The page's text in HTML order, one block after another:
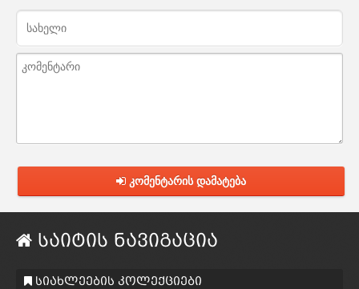
კომენტარის დამატება
საიტის ნავიგაცია
სიახლეების კოლექციები